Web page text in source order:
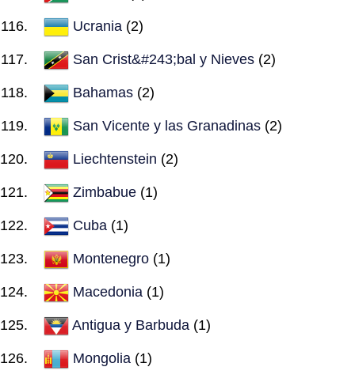
Ucrania (2)
San Crist&#243;bal y Nieves (2)
Bahamas (2)
San Vicente y las Granadinas (2)
Liechtenstein (2)
Zimbabue (1)
Cuba (1)
Montenegro (1)
Macedonia (1)
Antigua y Barbuda (1)
Mongolia (1)